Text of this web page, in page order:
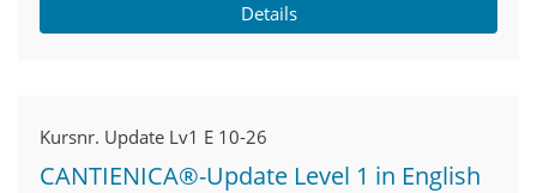
Details
Kursnr. Update Lv1 E 10-26
CANTIENICA®-Update Level 1 in English